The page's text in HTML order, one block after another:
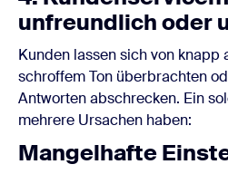
unfreundlich oder
Kunden lassen sich von knapp
schroffem Ton überbrachten
Antworten abschrecken. Ein
mehrere Ursachen haben:
Mangelhafte